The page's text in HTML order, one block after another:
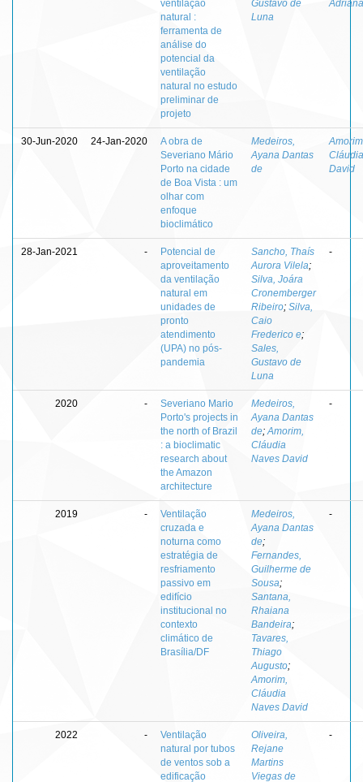
ventilação
natural :
ferramenta de
análise do
potencial da
ventilação
natural no estudo
preliminar de
projeto
Gustavo de
Luna
30-Jun-2020 24-Jan-2020
A obra de
Severiano Mário
Porto na cidade
de Boa Vista : um
olhar com
enfoque
bioclimático
Medeiros,
Ayana Dantas
de
David
28-Jan-2021 -
Potencial de
aproveitamento
da ventilação
natural em
unidades de
pronto
atendimento
(UPA) no pós-
pandemia
Sancho, Thaís
Aurora Vilela;
Silva, Joára
Cronemberger
Ribeiro; Silva,
Caio
Frederico e;
Sales,
Gustavo de
Luna
-
2020 -
Severiano Mario
Porto's projects in
the north of Brazil
: a bioclimatic
research about
the Amazon
architecture
Medeiros,
Ayana Dantas
de; Amorim,
Cláudia
Naves David
-
2019 -
Ventilação
cruzada e
noturna como
estratégia de
resfriamento
passivo em
edifício
institucional no
contexto
climático de
Brasília/DF
Medeiros,
Ayana Dantas
de;
Fernandes,
Guilherme de
Sousa;
Santana,
Rhaiana
Bandeira;
Tavares,
Thiago
Augusto;
Amorim,
Cláudia
Naves David
-
2022 -
Ventilação
natural por tubos
de ventos sob a
edificação
Oliveira,
Rejane
Martins
Viegas de
-